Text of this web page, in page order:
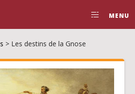
MENU
> Les destins de la Gnose